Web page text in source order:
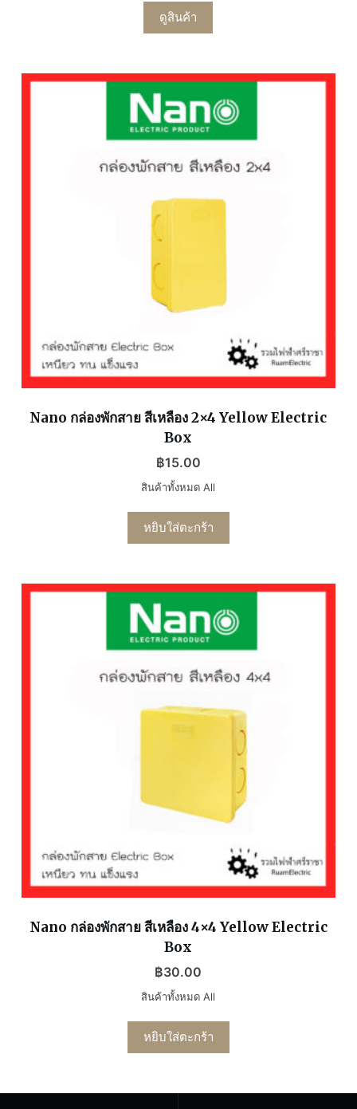
ดูสินค้า
Nano กล่องพักสาย สีเหลือง 2×4 Yellow Electric
Box
฿15.00
สินค้าทั้งหมด All
หยิบใส่ตะกร้า
Nano กล่องพักสาย สีเหลือง 4×4 Yellow Electric
Box
฿30.00
สินค้าทั้งหมด All
หยิบใส่ตะกร้า